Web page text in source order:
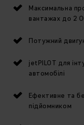
Максимальна
вантажах до 2
Потужний
jetPILOT для
автомобілі
Ефективне та
підйомником